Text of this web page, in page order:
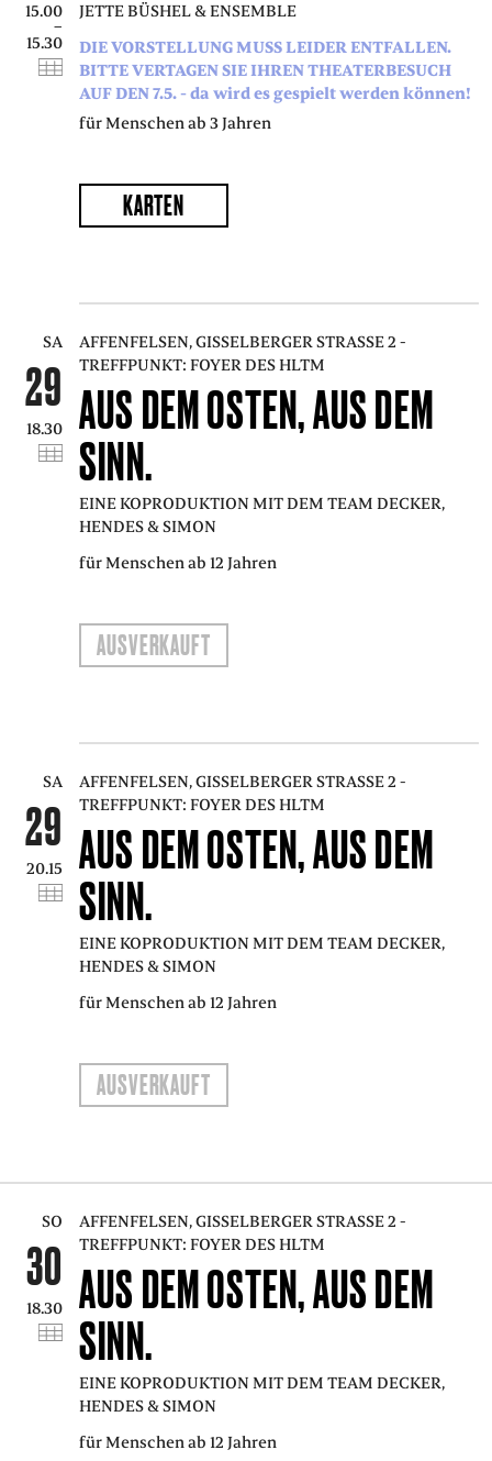
15.00
–
15.30
JETTE BÜSHEL & ENSEMBLE
DIE VORSTELLUNG MUSS LEIDER ENTFALLEN.
BITTE VERTAGEN SIE IHREN THEATERBESUCH
AUF DEN 7.5. - da wird es gespielt werden können!
für Menschen ab 3 Jahren
KARTEN
SA
29
18.30
AFFENFELSEN, GISSELBERGER STRASSE 2 - T
REFFPUNKT: FOYER DES HLTM
AUS DEM OSTEN, AUS DEM
SINN.
EINE KOPRODUKTION MIT DEM TEAM DECKER,
HENDES & SIMON
für Menschen ab 12 Jahren
AUSVERKAUFT
SA
29
20.15
AFFENFELSEN, GISSELBERGER STRASSE 2 - T
REFFPUNKT: FOYER DES HLTM
AUS DEM OSTEN, AUS DEM
SINN.
EINE KOPRODUKTION MIT DEM TEAM DECKER,
HENDES & SIMON
für Menschen ab 12 Jahren
AUSVERKAUFT
SO
30
18.30
AFFENFELSEN, GISSELBERGER STRASSE 2 - T
REFFPUNKT: FOYER DES HLTM
AUS DEM OSTEN, AUS DEM
SINN.
EINE KOPRODUKTION MIT DEM TEAM DECKER,
HENDES & SIMON
für Menschen ab 12 Jahren